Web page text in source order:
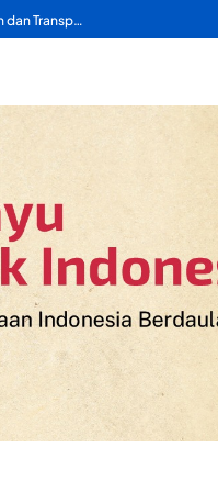
Selamat Datang Pak Kajati Maluku Utara, Apa Kabar Tunjangan Perumahan dan Transportasi DPRD Provinsi Maluku Utara?